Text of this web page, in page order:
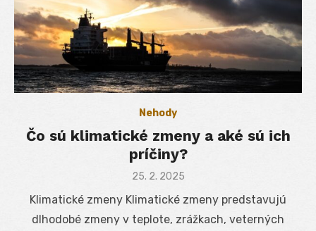
Nehody
Čo sú klimatické zmeny a aké sú ich
príčiny?
Posted
25. 2. 2025
Klimatické zmeny Klimatické zmeny predstavujú
dlhodobé zmeny v teplote, zrážkach, veterných